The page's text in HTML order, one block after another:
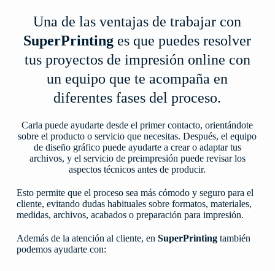
Una de las ventajas de trabajar con
SuperPrinting es que puedes resolver
tus proyectos de impresión online con
un equipo que te acompaña en
diferentes fases del proceso.
Carla puede ayudarte desde el primer contacto, orientándote
sobre el producto o servicio que necesitas. Después, el equipo
de diseño gráfico puede ayudarte a crear o adaptar tus
archivos, y el servicio de preimpresión puede revisar los
aspectos técnicos antes de producir.
Esto permite que el proceso sea más cómodo y seguro para el
cliente, evitando dudas habituales sobre formatos, materiales,
medidas, archivos, acabados o preparación para impresión.
Además de la atención al cliente, en SuperPrintingtambién
podemos ayudarte con: